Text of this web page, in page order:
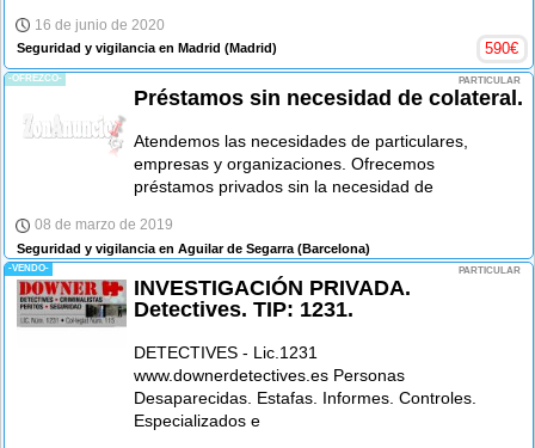
16 de junio de 2020
Seguridad y vigilancia en Madrid (Madrid) 590€
-OFREZCO- PARTICULAR
Préstamos sin necesidad de colateral.
Atendemos las necesidades de particulares,
empresas y organizaciones. Ofrecemos
préstamos privados sin la necesidad de
08 de marzo de 2019
Seguridad y vigilancia en Aguilar de Segarra (Barcelona)
-VENDO- PARTICULAR
INVESTIGACIÓN PRIVADA.
Detectives. TIP: 1231.
DETECTIVES - Lic.1231
www.downerdetectives.es Personas
Desaparecidas. Estafas. Informes. Controles.
Especializados e